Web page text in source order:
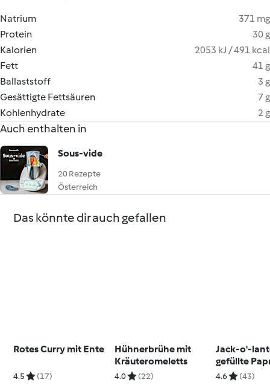
Natrium
371 mg
Protein
30 g
Kalorien
2053 kJ / 491 kcal
Fett
41 g
Ballaststoff
3 g
Gesättigte Fettsäuren
7 g
Kohlenhydrate
2 g
Auch enthalten in
Sous-vide
20 Rezepte
Österreich
Das könnte dir auch gefallen
Rotes Curry mit Ente
4.5 (17)
Hühnerbrühe mit
Kräuteromeletts
4.0 (22)
Jack-o'-
gefüllte
4.6 (43)